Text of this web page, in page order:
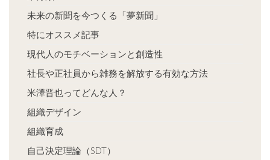
未来の新聞を今つくる「夢新聞」
特にオススメ記事
現代人のモチベーションと創造性
社長や正社員から雑務を解放する有効な方法
米澤晋也ってどんな人？
組織デザイン
組織育成
自己決定理論（SDT）